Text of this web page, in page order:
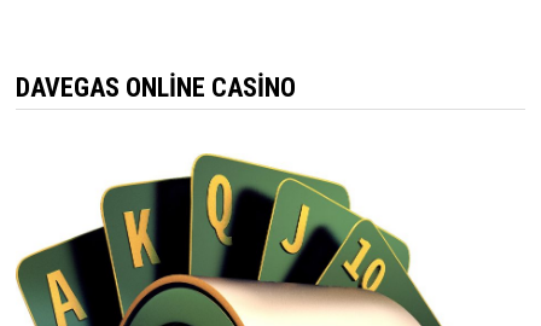
DAVEGAS ONLINE CASINO